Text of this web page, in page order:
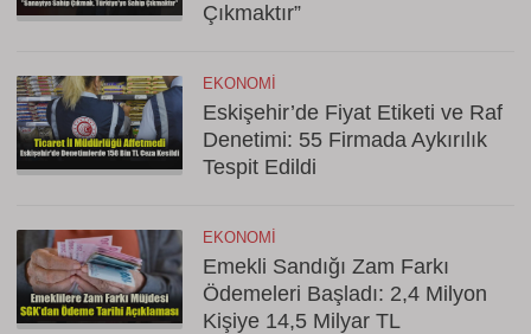
Çıkmaktır”
EKONOMI
Eskişehir’de Fiyat Etiketi ve Raf
Denetimi: 55 Firmada Aykırılık
Tespit Edildi
EKONOMI
Emekli Sandığı Zam Farkı
Ödemeleri Başladı: 2,4 Milyon
Kişiye 14,5 Milyar TL